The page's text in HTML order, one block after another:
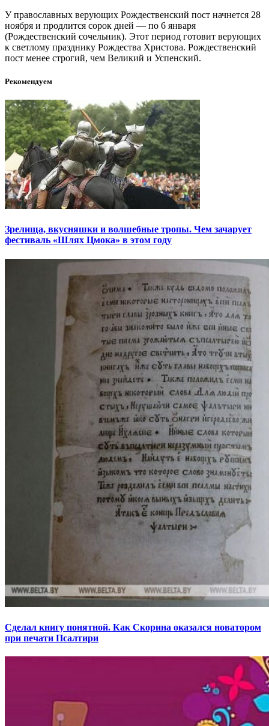
У православных верующих Рождественский пост начнется 28
ноября и продлится сорок дней — по 6 января
(Рождественский сочельник). Этот период готовит верующих
к светлому празднику Рождества Христова. Рождественский
пост менее строгий, чем Великий и Успенский.
Рекомендуем
Зрелища, вкусняшки и волшебные тропы. Чем зачарует
фестиваль «Шлях Цмока» в этом году
Сделал книгу понятной. Как Скорина оказался новатором
при печати Псалтири